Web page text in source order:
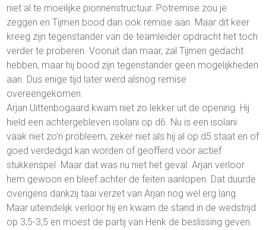
niet al te moeilijke pionnenstructuur. Potremise zou je
zeggen en Tijmen bood dan ook remise aan. Maar dit keer
kreeg zijn tegenstander van de teamleider opdracht het toch
verder te proberen. Vooruit dan maar, zal Tijmen gedacht
hebben, maar hij bood zijn tegenstander geen mogelijkheden
aan. Dus enige tijd later werd alsnog remise
overeengekomen.
Arjan Uittenbogaard kwam niet zo lekker uit de opening. Hij
hield een achtergebleven isolani op d6. Nu is een isolani
vaak niet zo’n probleem, zeker niet als hij al op d5 staat en of
goed verdedigd kan worden of geofferd voor actief
stukkenspel. Maar dat was nu niet het geval. Arjan verloor
hem gewoon en bleef achter de feiten aanlopen. Dat duurde
overigens dankzij taai verzet van Arjan nog wel erg lang.
Maar uiteindelijk verloor hij en kwam de stand in de wedstrijd
op 3,5-3,5 en moest de partij van Henk de beslissing geven.